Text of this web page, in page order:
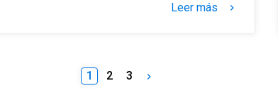
Leer más keyboard_arrow_right
1 2 3 keyboard_arrow_right